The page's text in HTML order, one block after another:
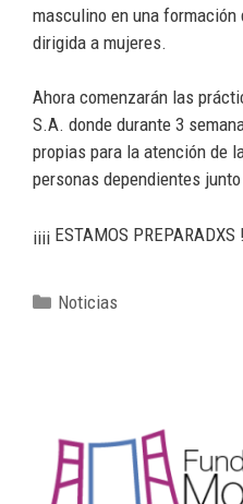
masculino en una
dirigida a mujeres.
Ahora comenzarán las
S.A. donde durante 3
propias para la atención de
personas dependientes
¡¡¡¡ ESTAMOS
Noticias